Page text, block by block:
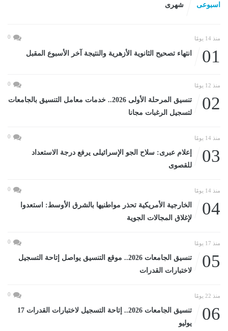
اسبوعى شهرى
منذ 14 يومًا 0
01 انتهاء تصحيح الثانوية الأزهرية والنتيجة آخر الأسبوع المقبل
منذ 12 يومًا 0
02
تنسيق المرحلة الأولى 2026.. خدمات معامل التنسيق بالجامعات
لتسجيل الرغبات مجانا
منذ 14 يومًا 0
03
إعلام عبرى: سلاح الجو الإسرائيلى يرفع درجة الاستعداد
للقصوى
منذ 14 يومًا 0
04
الخارجية الأمريكية تحذر مواطنيها بالشرق الأوسط: استعدوا
لإغلاق المجالات الجوية
منذ 17 يومًا 0
05
تنسيق الجامعات 2026.. موقع التنسيق يواصل إتاحة التسجيل
لاختبارات القدرات
منذ 22 يومًا 0
06
تنسيق الجامعات 2026.. إتاحة التسجيل لاختبارات القدرات 17
يوليو